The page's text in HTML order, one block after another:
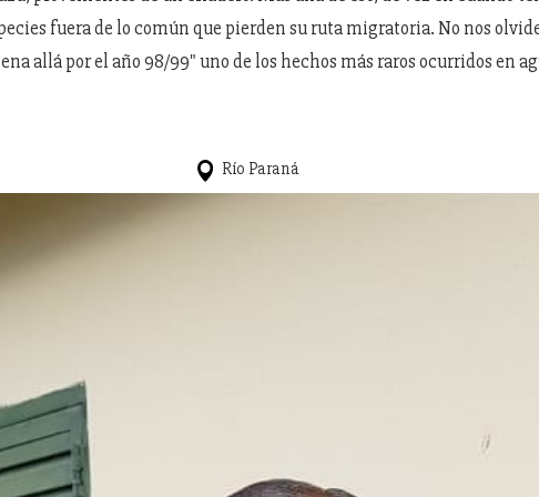
fuera de lo común que pierden su ruta migratoria. No nos
allá por el año 98/99" uno de los hechos más raros ocurridos en
Río Paraná